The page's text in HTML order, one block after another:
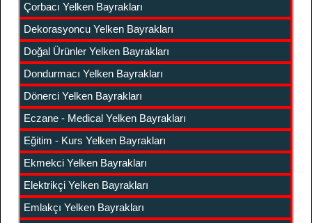
Çorbacı Yelken Bayrakları
Dekorasyoncu Yelken Bayrakları
Doğal Ürünler Yelken Bayrakları
Dondurmacı Yelken Bayrakları
Dönerci Yelken Bayrakları
Eczane - Medical Yelken Bayrakları
Eğitim - Kurs Yelken Bayrakları
Ekmekci Yelken Bayrakları
Elektrikçi Yelken Bayrakları
Emlakçı Yelken Bayrakları